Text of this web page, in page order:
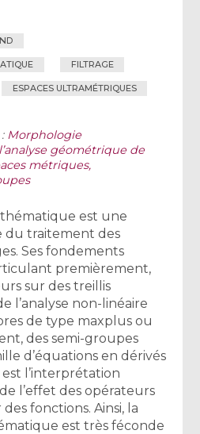
FILTRAGE
ESPACES ULTRAMÉTRIQUES
Morphologie
géométrique de
métriques,
est une
du traitement des
Ses fondements
premièrement,
sur des treillis
l’analyse non-linéaire
de type maxplus ou
des semi-groupes
d’équations en dérivés
est l’interprétation
l’effet des opérateurs
fonctions. Ainsi, la
est très féconde